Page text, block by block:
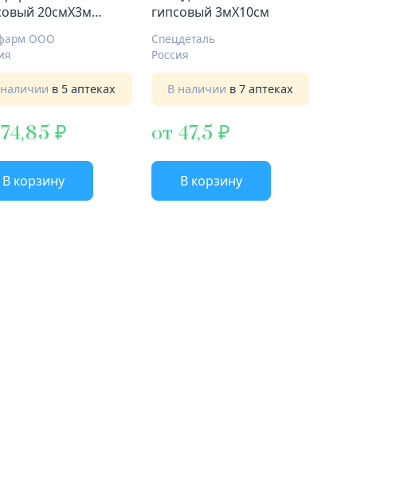
20смX3м
ООО
в 5 аптеках
В корзину
гипсовый 3мX10см
Спецдеталь
Россия
В наличии в 7 аптеках
от 47,5
В корзину